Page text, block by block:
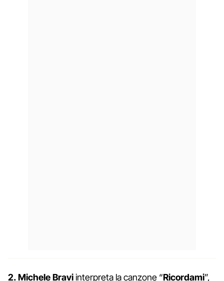
2.Michele Braviinterpreta la canzone “Ricordami”,